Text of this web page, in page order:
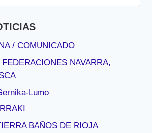
/ COMUNICADO
NAVARRA,
Lumo
BAÑOS DE RIOJA